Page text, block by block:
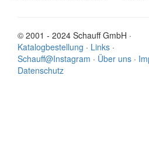
© 2001 - 2024 Schauff GmbH ·
Katalogbestellung · Links ·
Schauff@Instagram · Über uns ·
Datenschutz